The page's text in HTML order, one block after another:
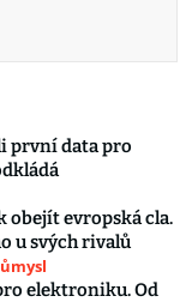
první data pro
obejít evropská cla.
u svých rivalů
elektroniku. Od